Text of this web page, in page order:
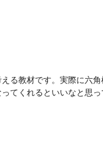
る教材です。実際に六
てくれるといいなと思っ